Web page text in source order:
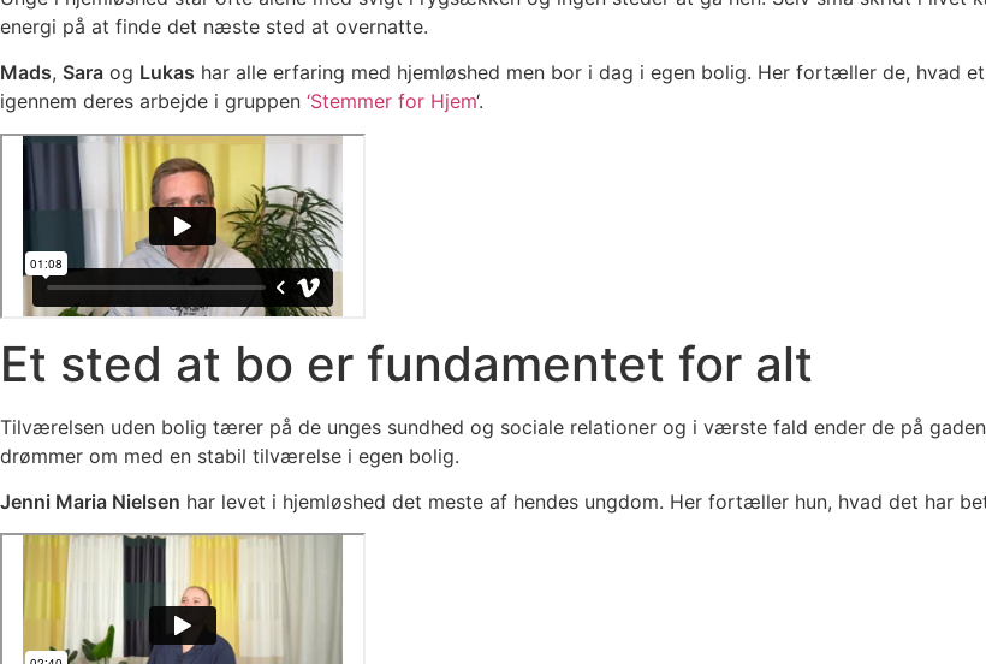
energi på at finde det næste sted at overnatte.
Mads, Sara og Lukas har alle erfaring med hjemløshed men bor i dag i egen bolig. Her fortæller de, hvad
igennem deres arbejde i gruppen ‘Stemmer for Hjem‘.
Et sted at bo er fundamentet for alt
Tilværelsen uden bolig tærer på de unges sundhed og sociale relationer og i værste fald ender de på
drømmer om med en stabil tilværelse i egen bolig.
Jenni Maria Nielsen har levet i hjemløshed det meste af hendes ungdom. Her fortæller hun, hvad det har